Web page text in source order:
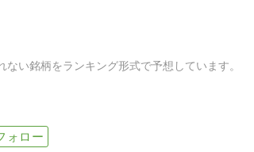
ない銘柄をランキング形式で予想しています。